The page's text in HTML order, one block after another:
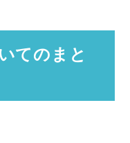
てのまと